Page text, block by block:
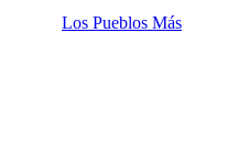
Los Pueblos Más